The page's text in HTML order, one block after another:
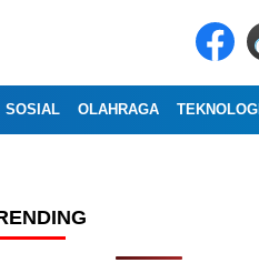
SOSIAL OLAHRAGA TEKNOLOGI